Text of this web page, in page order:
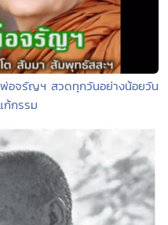
อจรัญฯ สวดทุกวันอย่างน้อยวัน
ก้กรรม